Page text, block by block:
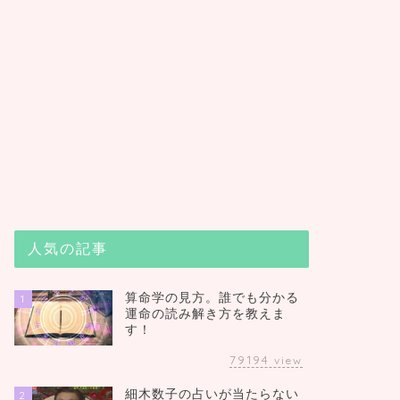
人気の記事
1
算命学の見方。誰でも分かる
運命の読み解き方を教えま
す！
79194 view
2 細木数子の占いが当たらない